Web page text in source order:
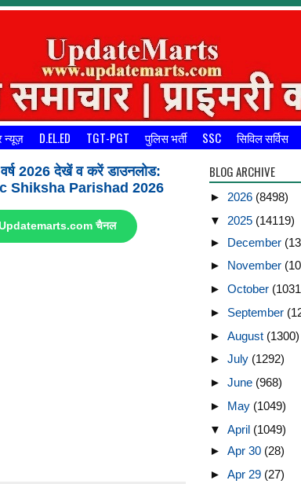
न्यूज़ D.EL.ED TGT-PGT पुलिस भर्ती SSC सिविल सर्विस
वर्ष 2026 देखें व करें डाउनलोड:
Shiksha Parishad 2026
चैनल
BLOG ARCHIVE
► 2026 (8498)
▼ 2025 (14119)
► December
► November
► October
► September
► August (1300)
► July (1292)
► June (968)
► May (1049)
▼ April (1049)
► Apr 30 (28)
► Apr 29 (27)